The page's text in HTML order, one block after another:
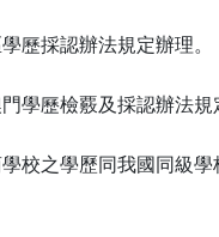
歷採認辦法規定辦理。
學歷檢覈及採認辦法規
校之學歷同我國同級學